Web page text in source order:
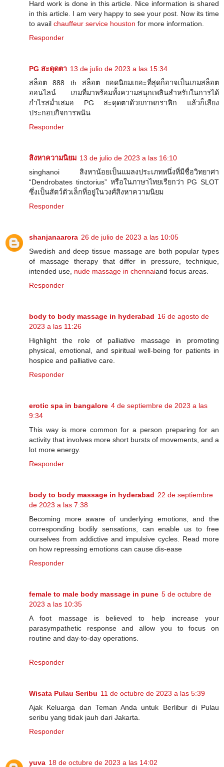
Hard work is done in this article. Nice information is shared
in this article. I am very happy to see your post. Now its time
to avail chauffeur service houston for more information.
Responder
PG สะดุดตา 13 de julio de 2023 a las 15:34
สล็อต 888 th สล็อต ยอดนิยมเยอะที่สุดก็อาจเป็นเกมสล็อต
ออนไลน์ เกมที่มาพร้อมทั้งความสนุกเพลินสำหรับในการได้
กำไรสม่ำเสมอ PG สะดุดตาด้วยภาพกราฟิก แล้วก็เสียง
ประกอบกิจการพนัน
Responder
สิงหาความนิยม 13 de julio de 2023 a las 16:10
singhanoi สิงหาน้อยเป็นแมลงประเภทหนึ่งที่มีชื่อวิทยาศา
“Dendrobates tinctorius” หรือในภาษาไทยเรียกว่า PG SLOT
ซึ่งเป็นสัตว์ตัวเล็กที่อยู่ในวงศ์สิงหาความนิยม
Responder
shanjanaarora 26 de julio de 2023 a las 10:05
Swedish and deep tissue massage are both popular types
of massage therapy that differ in pressure, technique,
intended use, nude massage in chennaiand focus areas.
Responder
body to body massage in hyderabad 16 de agosto de
2023 a las 11:26
Highlight the role of palliative massage in promoting
physical, emotional, and spiritual well-being for patients in
hospice and palliative care.
Responder
erotic spa in bangalore 4 de septiembre de 2023 a las
9:34
This way is more common for a person preparing for an
activity that involves more short bursts of movements, and a
lot more energy.
Responder
body to body massage in hyderabad 22 de septiembre
de 2023 a las 7:38
Becoming more aware of underlying emotions, and the
corresponding bodily sensations, can enable us to free
ourselves from addictive and impulsive cycles. Read more
on how repressing emotions can cause dis-ease
Responder
female to male body massage in pune 5 de octubre de
2023 a las 10:35
A foot massage is believed to help increase your
parasympathetic response and allow you to focus on
routine and day-to-day operations.
Responder
Wisata Pulau Seribu 11 de octubre de 2023 a las 5:39
Ajak Keluarga dan Teman Anda untuk Berlibur di Pulau
seribu yang tidak jauh dari Jakarta.
Responder
yuva 18 de octubre de 2023 a las 14:02